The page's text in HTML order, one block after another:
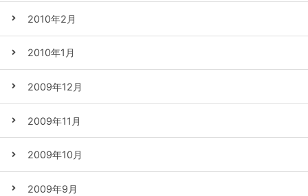
2010年2月
2010年1月
2009年12月
2009年11月
2009年10月
2009年9月